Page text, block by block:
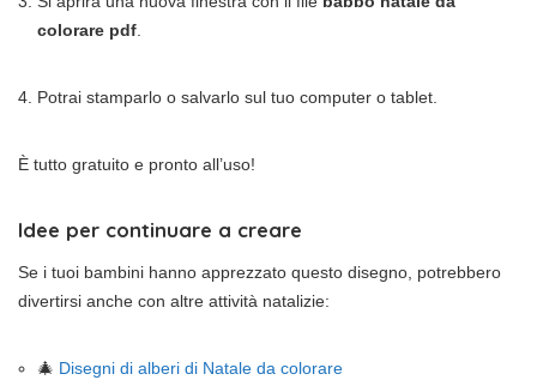
colorare pdf
Potrai stamparlo o salvarlo sul tuo computer o tablet.
È tutto gratuito e pronto all’uso!
Idee per continuare a creare
Se i tuoi bambini hanno apprezzato questo disegno, potrebbero
divertirsi anche con altre attività natalizie:
🎄 Disegni di alberi di Natale da colorare